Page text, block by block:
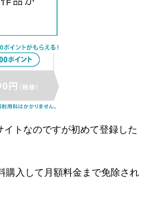
トなのですが初めて登録した
購入して月額料金まで免除され